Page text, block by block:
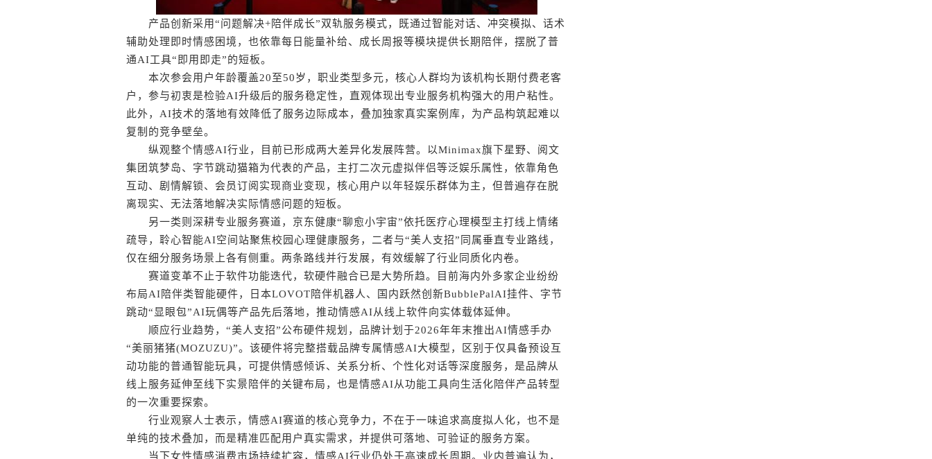
产品创新采用“问题解决+陪伴成长”双轨服务模式，既通过智能对话、冲突模拟、话术
辅助处理即时情感困境，也依靠每日能量补给、成长周报等模块提供长期陪伴，摆脱了普
通AI工具“即用即走”的短板。
本次参会用户年龄覆盖20至50岁，职业类型多元，核心人群均为该机构长期付费老客
户，参与初衷是检验AI升级后的服务稳定性，直观体现出专业服务机构强大的用户粘性。
此外，AI技术的落地有效降低了服务边际成本，叠加独家真实案例库，为产品构筑起难以
复制的竞争壁垒。
纵观整个情感AI行业，目前已形成两大差异化发展阵营。以Minimax旗下星野、阅文
集团筑梦岛、字节跳动猫箱为代表的产品，主打二次元虚拟伴侣等泛娱乐属性，依靠角色
互动、剧情解锁、会员订阅实现商业变现，核心用户以年轻娱乐群体为主，但普遍存在脱
离现实、无法落地解决实际情感问题的短板。
另一类则深耕专业服务赛道，京东健康“聊愈小宇宙”依托医疗心理模型主打线上情绪
疏导，聆心智能AI空间站聚焦校园心理健康服务，二者与“美人支招”同属垂直专业路线，
仅在细分服务场景上各有侧重。两条路线并行发展，有效缓解了行业同质化内卷。
赛道变革不止于软件功能迭代，软硬件融合已是大势所趋。目前海内外多家企业纷纷
布局AI陪伴类智能硬件，日本LOVOT陪伴机器人、国内跃然创新BubblePalAI挂件、字节
跳动“显眼包”AI玩偶等产品先后落地，推动情感AI从线上软件向实体载体延伸。
顺应行业趋势，“美人支招”公布硬件规划，品牌计划于2026年年末推出AI情感手办
“美丽猪猪(MOZUZU)”。该硬件将完整搭载品牌专属情感AI大模型，区别于仅具备预设互
动功能的普通智能玩具，可提供情感倾诉、关系分析、个性化对话等深度服务，是品牌从
线上服务延伸至线下实景陪伴的关键布局，也是情感AI从功能工具向生活化陪伴产品转型
的一次重要探索。
行业观察人士表示，情感AI赛道的核心竞争力，不在于一味追求高度拟人化，也不是
单纯的技术叠加，而是精准匹配用户真实需求，并提供可落地、可验证的服务方案。
当下女性情感消费市场持续扩容，情感AI行业仍处于高速成长周期。业内普遍认为，